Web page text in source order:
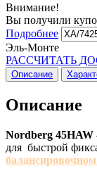
Внимание!
Вы получили
Подробнее
Эль-Монте
РАССЧИТАТЬ
Описание
Описание
Nordberg 45HAW
для быстрой